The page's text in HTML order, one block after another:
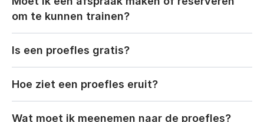
om te kunnen trainen?
Is een proefles gratis?
Hoe ziet een proefles eruit?
Wat moet ik meenemen naar de proefles?